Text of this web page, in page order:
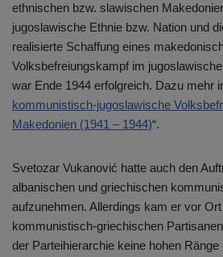
ethnischen bzw. slawischen
jugoslawische Ethnie bzw. Nation und
realisierte Schaffung eines
Volksbefreiungskampf im
war Ende 1944 erfolgreich. Dazu mehr
kommunistisch-jugoslawische
Makedonien (1941 – 1944)“.
Svetozar Vukanović hatte auch den
albanischen und griechischen
aufzunehmen. Allerdings kam er vor
kommunistisch-griechischen
der Parteihierarchie keine hohen Ränge